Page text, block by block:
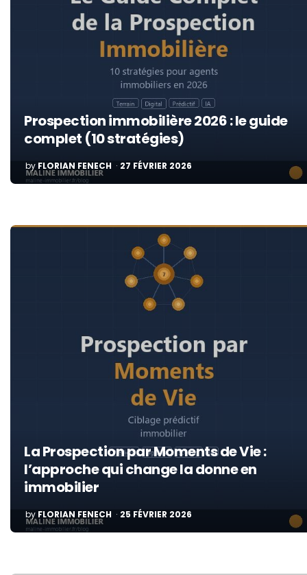
Prospection immobilière 2026 : le guide
complet (10 stratégies)
POSTED
BY
by FLORIAN FENECH 27 FÉVRIER 2026
La Prospection par Moments de Vie :
l’approche qui change la donne en
immobilier
POSTED
BY
by FLORIAN FENECH 25 FÉVRIER 2026